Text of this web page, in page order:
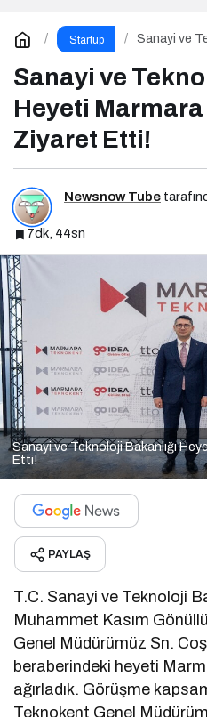
Startup
Sanayi ve
Sanayi ve
Heyeti Marmara
Ziyaret Etti!
Newsnow Tube
7dk, 44sn
Sanayi ve Teknoloji Bakanlığı
Etti!
PAYLAŞ
T.C. Sanayi ve Teknoloji
Muhammet Kasım
Genel Müdürümüz Sn.
beraberindeki heyeti
ağırladık. Görüşme
Teknokent Genel